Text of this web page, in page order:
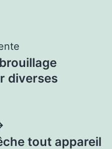
diverses
tout appareil